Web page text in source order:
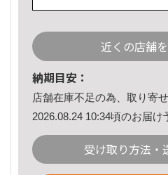
近くの店舗
納期目安：
店舗在庫不足の為、取り寄
2026.08.24 10:34頃のお届け
受け取り方法・